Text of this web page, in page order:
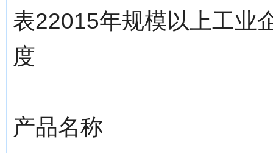
表22015年规模以上工业
度
产品名称